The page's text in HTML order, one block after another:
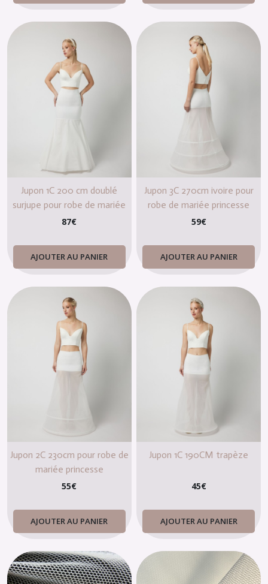
Jupon 1C 200 cm doublé
surjupe pour robe de mariée
sirène
87€
AJOUTER AU PANIER
Jupon 3C 270cm ivoire pour
robe de mariée princesse
59€
AJOUTER AU PANIER
Jupon 2C 230cm pour robe de
mariée princesse
55€
AJOUTER AU PANIER
Jupon 1C 190CM trapèze
45€
AJOUTER AU PANIER